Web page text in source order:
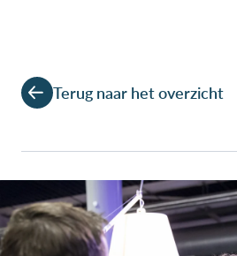
Terug naar het overzicht